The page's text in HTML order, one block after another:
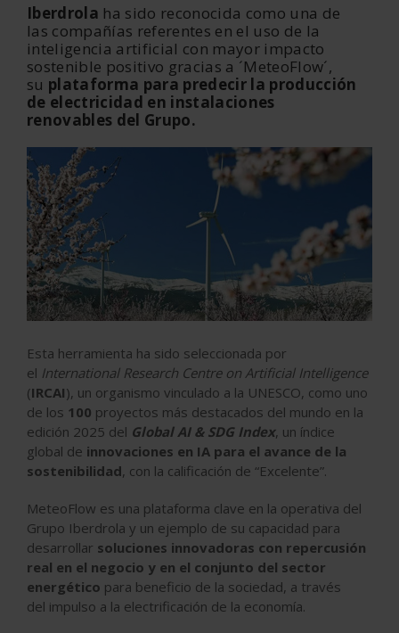
Iberdrola ha sido reconocida como una de
las compañías referentes en el uso de la
inteligencia artificial con mayor impacto
sostenible positivo gracias a ´MeteoFlow´,
su plataforma para predecir la producción
de electricidad en instalaciones
renovables del Grupo.
Esta herramienta ha sido seleccionada por
el International Research Centre on Artificial Intelligence
(IRCAI), un organismo vinculado a la UNESCO, como uno
de los 100 proyectos más destacados del mundo en la
edición 2025 del Global AI & SDG Index, un índice
global de innovaciones en IA para el avance de la
sostenibilidad, con la calificación de “Excelente”.
MeteoFlow es una plataforma clave en la operativa del
Grupo Iberdrola y un ejemplo de su capacidad para
desarrollar soluciones innovadoras con repercusión
real en el negocio y en el conjunto del sector
energético para beneficio de la sociedad, a través
del impulso a la electrificación de la economía.